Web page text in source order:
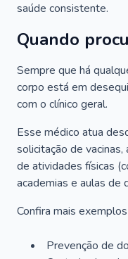
saúde consistente.
Quando
Sempre que há
corpo está em
com o clínico geral.
Esse médico atua
solicitação de vacinas,
de atividades físicas
academias e aulas de
Confira mais
Prevenção de